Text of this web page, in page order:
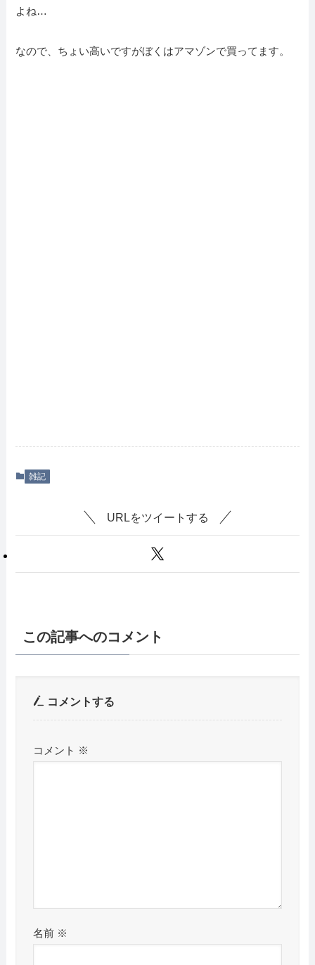
よね…
なので、ちょい高いですがぼくはアマゾンで買ってます。
雑記
URLをツイートする
この記事へのコメント
コメントする
コメント ※
名前 ※